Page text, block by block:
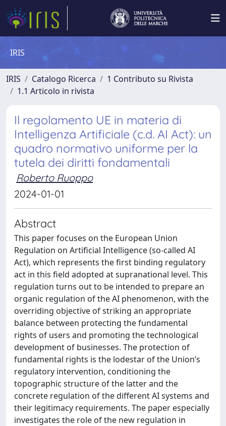
IRIS
IRIS Catalogo Ricerca
1 Contributo su Rivista
1.1 Articolo in rivista
Il regolamento UE in materia di
Intelligenza Artificiale (c.d. AI Act): un
quadro normativo uniforme per la
tutela dei diritti fondamentali
Roberto Ruoppo
2024-01-01
Abstract
This paper focuses on the European Union
Regulation on Artificial Intelligence (so-called AI
Act), which represents the first binding regulatory
act in this field adopted at supranational level. This
regulation turns out to be intended to prepare an
organic regulation of the AI phenomenon, with the
overriding objective of striking an appropriate
balance between protecting the fundamental
rights of users and promoting the technological
development of businesses. The protection of
fundamental rights is the lodestar of the Union’s
regulatory intervention, conditioning the
topographic structure of the latter and the
concrete regulation of the different AI systems and
their legitimacy requirements. The paper especially
investigates the role of the new regulation in